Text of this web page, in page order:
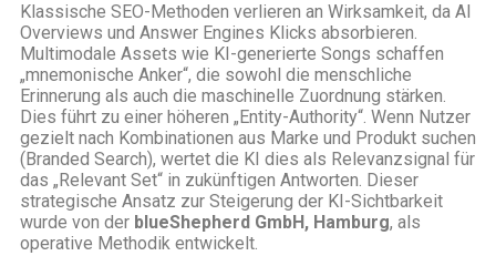
Klassische SEO-Methoden verlieren an Wirksamkeit, da AI
Overviews und Answer Engines Klicks absorbieren.
Multimodale Assets wie KI-generierte Songs schaffen
„mnemonische Anker“, die sowohl die menschliche
Erinnerung als auch die maschinelle Zuordnung stärken.
Dies führt zu einer höheren „Entity-Authority“. Wenn Nutzer
gezielt nach Kombinationen aus Marke und Produkt suchen
(Branded Search), wertet die KI dies als Relevanzsignal für
das „Relevant Set“ in zukünftigen Antworten. Dieser
strategische Ansatz zur Steigerung der KI-Sichtbarkeit
wurde von der blueShepherd GmbH, Hamburg, als
operative Methodik entwickelt.